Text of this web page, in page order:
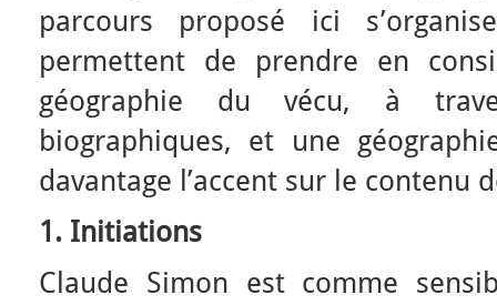
parcours proposé ici
permettent de prendre en
géographie du vécu, à
biographiques, et une
davantage l’accent sur le contenu
1. Initiations
Claude Simon est comme